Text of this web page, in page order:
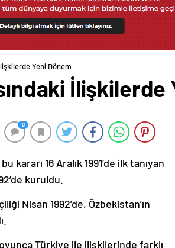
Yeni Dönem
İlişkilerde
0
kararı 16 Aralık 1991’de ilk tanıyan
kuruldu.
Nisan 1992’de, Özbekistan’ın
Türkiye ile ilişkilerinde farklı